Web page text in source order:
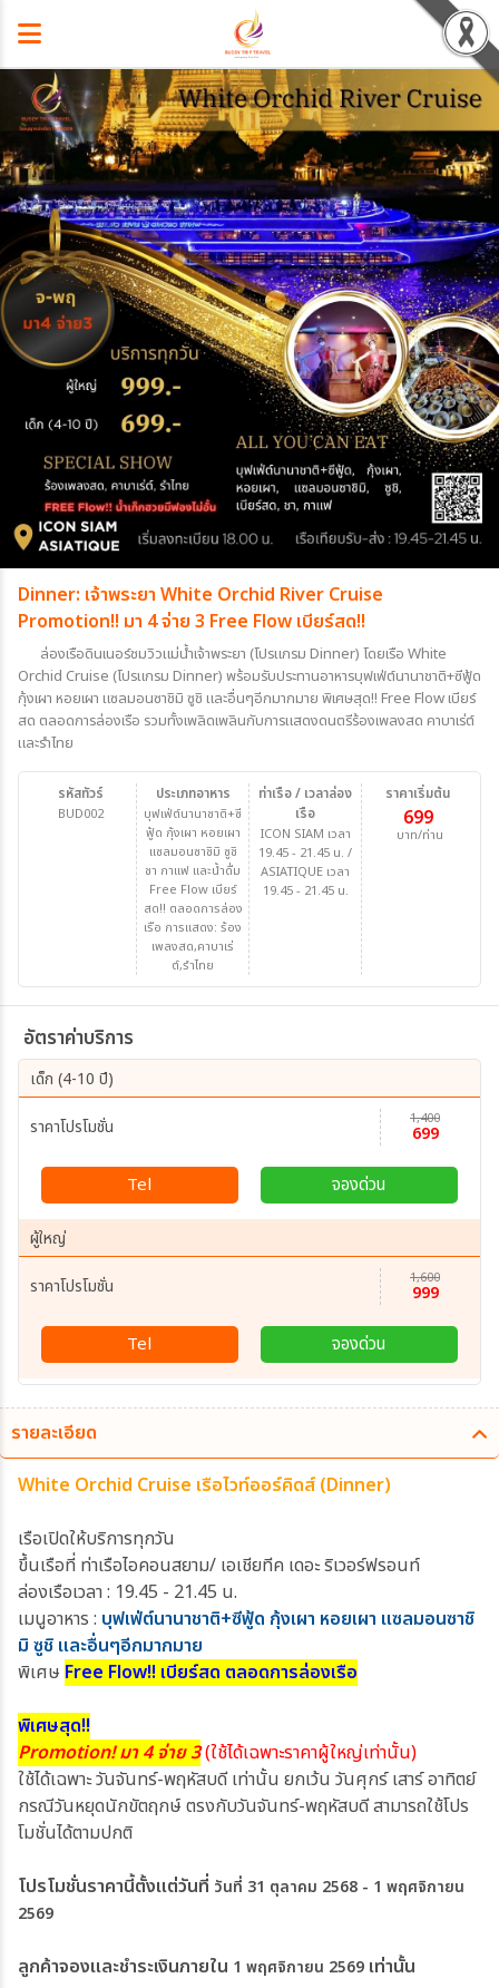
Dinner: เจ้าพระยา White Orchid River Cruise
Promotion!! มา 4 จ่าย 3 Free Flow เบียร์สด!!
ล่องเรือดินเนอร์ชมวิวแม่น้ำเจ้าพระยา (โปรแกรม Dinner) โดยเรือ White
Orchid Cruise (โปรแกรม Dinner) พร้อมรับประทานอาหารบุฟเฟ่ต์นานาชาติ+ซีฟู้ด
กุ้งเผา หอยเผา แซลมอนซาชิมิ ซูชิ และอื่นๆอีกมากมาย พิเศษสุด!! Free Flow เบียร์
สด ตลอดการล่องเรือ รวมทั้งเพลิดเพลินกับการแสดงดนตรีร้องเพลงสด คาบาเร่ต์
และรำไทย
รหัสทัวร์
BUD002
ท่าเรือ / เวลาล่อง
เรือ
ICON SIAM เวลา
19.45 - 21.45 น. /
ASIATIQUE เวลา
19.45 - 21.45 น.
ประเภทอาหาร
บุฟเฟ่ต์นานาชาติ+ซี
ฟู้ด กุ้งเผา หอยเผา
แซลมอนซาชิมิ ซูชิ
ชา กาแฟ และน้ำดื่ม
Free Flow เบียร์
สด!! ตลอดการล่อง
เรือ การแสดง: ร้อง
เพลงสด,คาบาเร่
ต์,รำไทย
ราคาเริ่มต้น
699
บาท/ท่าน
อัตราค่าบริการ
เด็ก (4-10 ปี)
ราคาโปรโมชั่น 1,400
699
Tel จองด่วน
ผู้ใหญ่
ราคาโปรโมชั่น 1,600
999
Tel จองด่วน
รายละเอียด
White Orchid Cruise เรือไวท์ออร์คิดส์ (Dinner)
เรือเปิดให้บริการทุกวัน
ขึ้นเรือที่ ท่าเรือไอคอนสยาม/ เอเชียทีค เดอะ ริเวอร์ฟรอนท์
ล่องเรือเวลา : 19.45 - 21.45 น.
เมนูอาหาร : บุฟเฟ่ต์นานาชาติ+ซีฟู้ด กุ้งเผา หอยเผา แซลมอนซาชิ
มิ ซูชิ และอื่นๆอีกมากมาย
พิเศษ Free Flow!! เบียร์สด ตลอดการล่องเรือ
พิเศษสุด!!
Promotion! มา 4 จ่าย 3(ใช้ได้เฉพาะราคาผู้ใหญ่เท่านั้น)
ใช้ได้เฉพาะ วันจันทร์-พฤหัสบดี เท่านั้น ยกเว้น วันศุกร์ เสาร์ อาทิตย์
กรณีวันหยุดนักขัตฤกษ์ ตรงกับวันจันทร์-พฤหัสบดี สามารถใช้โปร
โมชั่นได้ตามปกติ
โปรโมชั่นราคานี้ตั้งแต่วันที่ วันที่ 31 ตุลาคม 2568 - 1 พฤศจิกายน
2569
ลูกค้าจองและชำระเงินภายใน 1 พฤศจิกายน 2569 เท่านั้น